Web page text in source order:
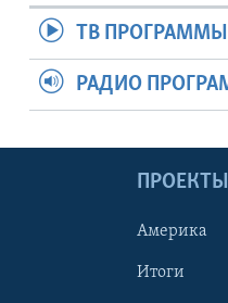
ТВ ПРОГРАММЫ
РАДИО
ПРОЕКТЫ
Америка
Итоги